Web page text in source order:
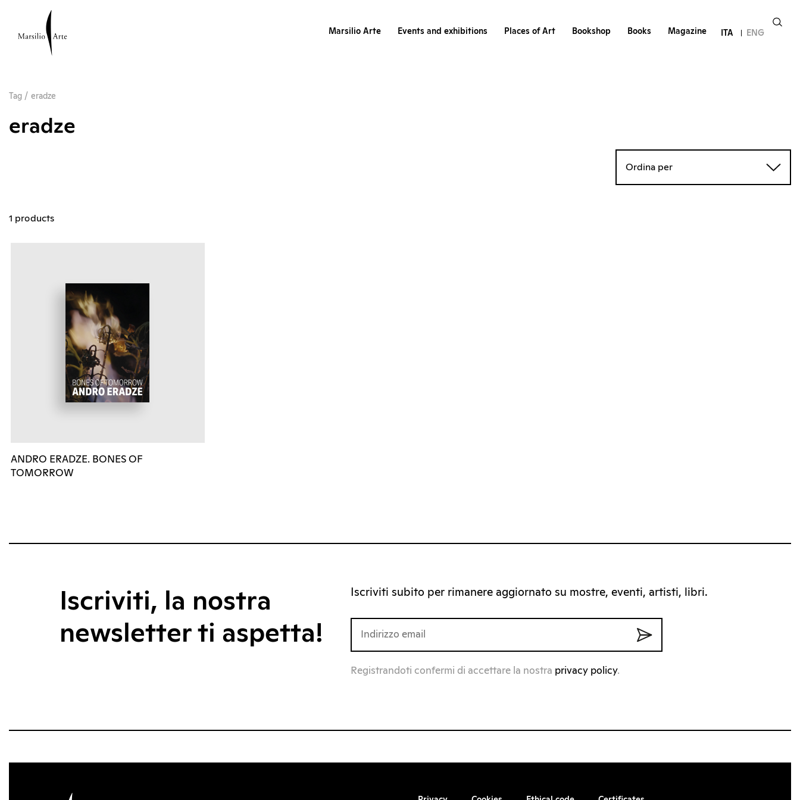
Marsilio Arte Events and exhibitions Places of Art Bookshop Books Magazine ITA ENG
Tag / eradze
eradze
Ordina per
1 products
ANDRO ERADZE. BONES OF
TOMORROW
Iscriviti, la nostra
newsletter ti aspetta!
Iscriviti subito per rimanere aggiornato su mostre, eventi, artisti, libri.
Registrandoti confermi di accettare la nostra privacy policy.